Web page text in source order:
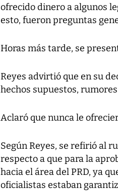
ofrecido dinero a algunos
esto, fueron preguntas
Horas más tarde, se
Reyes advirtió que en su
hechos supuestos, rumores
Aclaró que nunca le
Según Reyes, se refirió al
respecto a que para la
hacia el área del PRD, ya
oficialistas estaban